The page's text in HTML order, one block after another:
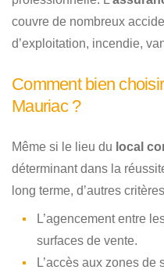
couvre de nombreux
d’exploitation, incendie,
Comment bien
Mauriac ?
Même si le lieu du local
déterminant dans la
long terme, d’autres
L’agencement entre
surfaces de vente.
L’accès aux zones de